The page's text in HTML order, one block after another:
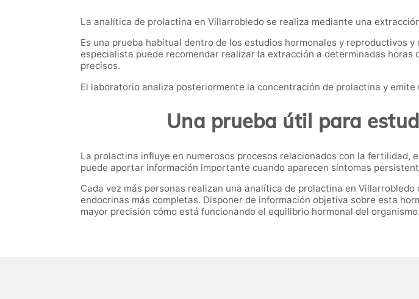
La analítica de prolactina en Villarrobledo se realiza mediante una
Es una prueba habitual dentro de los estudios hormonales y reproductivos
especialista puede recomendar realizar la extracción a determinadas
precisos.
El laboratorio analiza posteriormente la concentración de prolactina y
Una prueba útil para
La prolactina influye en numerosos procesos relacionados con la fertilidad,
puede aportar información importante cuando aparecen síntomas
Cada vez más personas realizan una analítica de prolactina en
endocrinas más completas. Disponer de información objetiva sobre esta
mayor precisión cómo está funcionando el equilibrio hormonal del organismo.